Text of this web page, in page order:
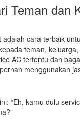
Teman dan
cara terbaik
teman,
AC tertentu dan
menggunakan
“Eh, kamu dulu